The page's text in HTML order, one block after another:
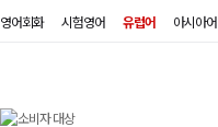
영어회화 시험영어 유럽어 아시아어